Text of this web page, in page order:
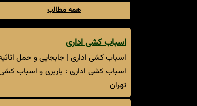
همه مطالب
اسباب کشی اداری
اسباب کشی اداری | جابجایی و حمل
اسباب کشی اداری : باربری و اسباب
تهران